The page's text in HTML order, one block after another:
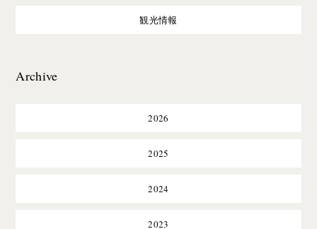
観光情報
Archive
2026
2025
2024
2023